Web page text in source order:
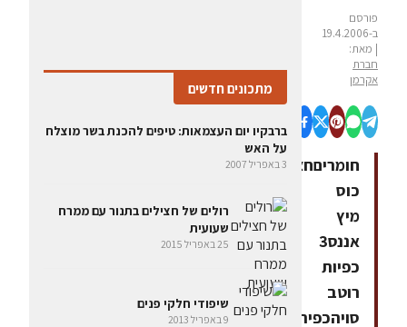
פורסם
ב-19.4.2006
| מאת:
חברת
אקרמן
חומריםחצי
כוס
מיץ
אננס3
כפיות
רוטב
סויהכפית
מתכונים חדשים
ברבקיו יום העצמאות: טיפים להכנת בשר מוצלח
על האש
3 באפריל 2007
רולים של חצילים בתנור עם ממרח
שעועית
25 באפריל 2015
שיפודי חלקי פנים
9 באפריל 2013